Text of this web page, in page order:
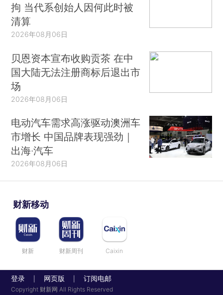
拘 当代系创始人因何此时被
清算
2026年08月06日
贝恩资本宣布收购贡茶 在中
国大陆无法注册商标后退出市
场
2026年08月06日
电动汽车需求高涨驱动澳洲车
市增长 中国品牌表现强劲｜
出海·汽车
2026年08月06日
财新移动
财新 财新周刊 Caixin
登录 网页版 订阅电邮
Copyright 财新网 All Rights Reserved